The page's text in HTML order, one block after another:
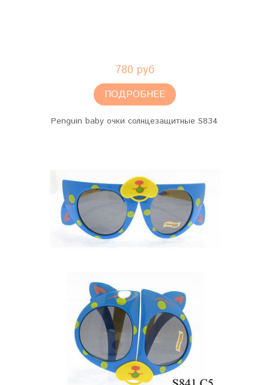
780 руб
ПОДРОБНЕЕ
Penguin baby очки солнцезащитные S834